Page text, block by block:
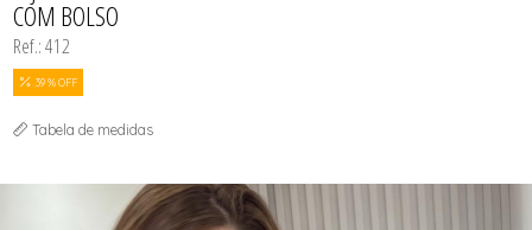
COM BOLSO
Ref.: 412
39 % OFF
Tabela de medidas